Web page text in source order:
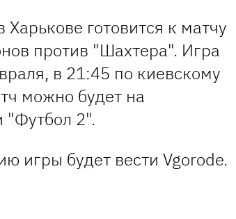
готовится к матчу
против "Шахтера". Игра
в 21:45 по киевскому
можно будет на
"Футбол 2".
игры будет вести Vgorode.